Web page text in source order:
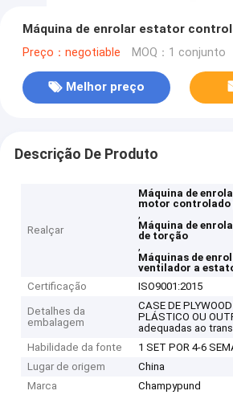
Máquina de enrolar estator
Preço：negotiable MOQ：1 conjunto
Melhor preço
Descrição De Produto
Realçar
Máquina de
motor controlado
,
Máquina de
de torção
,
Máquinas de
ventilador a
Certificação
ISO9001:2015
Detalhes da
embalagem
CASE DE
PLÁSTICO OU
adequadas ao
Habilidade da fonte
1 SET POR 4-6
Lugar de origem
China
Marca
Champypund